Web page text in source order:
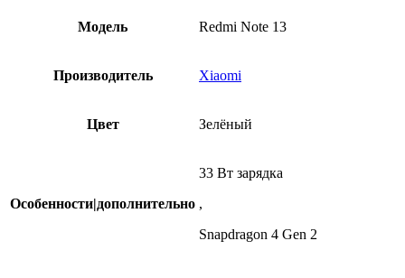
Модель Redmi Note 13
Производитель Xiaomi
Цвет Зелёный
Особенности|дополнительно
33 Вт зарядка
,
Snapdragon 4 Gen 2